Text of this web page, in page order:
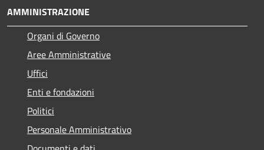
AMMINISTRAZIONE
Organi di Governo
Aree Amministrative
Uffici
Enti e fondazioni
Politici
Personale Amministrativo